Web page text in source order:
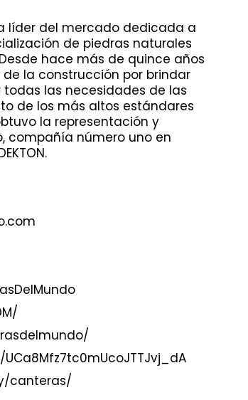
líder del mercado dedicada a
de piedras naturales
hace más de quince años
de la construcción por brindar
las necesidades de las
de los más altos estándares
la representación y
compañía número uno en
canteras/